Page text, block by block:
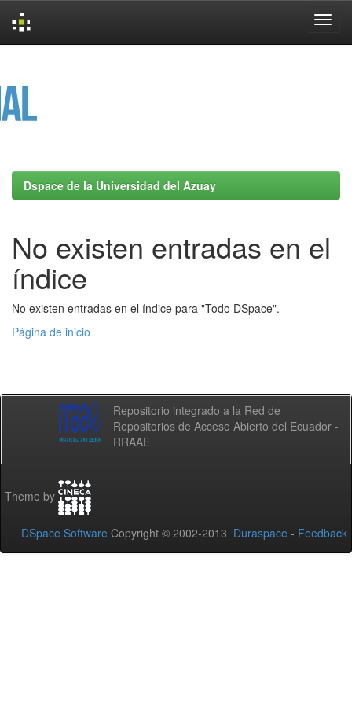
Dspace de la Universidad del Azuay
No existen entradas en el
índice
No existen entradas en el índice para "Todo DSpace".
Página de inicio
Repositorio integrado a la Red de
Repositorios de Acceso Abierto del Ecuador -
RRAAE
Theme by
DSpace Software Copyright © 2002-2013 Duraspace - Feedback